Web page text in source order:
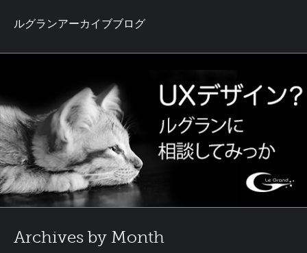
ルグランアーカイブブログ
Archives by Month